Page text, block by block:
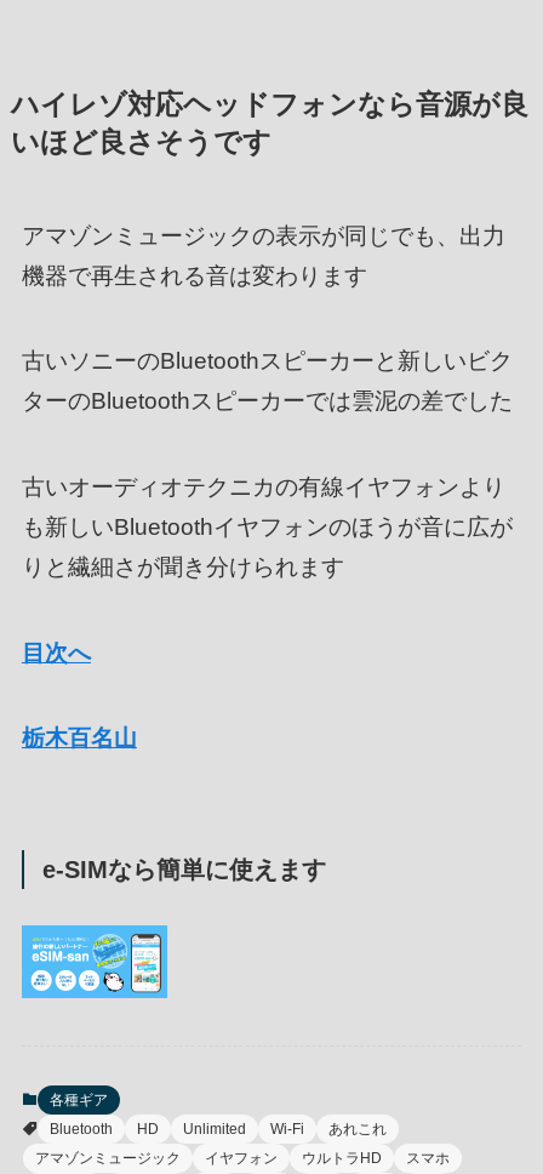
ハイレゾ対応ヘッドフォンなら音源が良
いほど良さそうです
アマゾンミュージックの表示が同じでも、出力
機器で再生される音は変わります
古いソニーのBluetoothスピーカーと新しいビク
ターのBluetoothスピーカーでは雲泥の差でした
古いオーディオテクニカの有線イヤフォンより
も新しいBluetoothイヤフォンのほうが音に広が
りと繊細さが聞き分けられます
目次へ
栃木百名山
e-SIMなら簡単に使えます
各種ギア
Bluetooth
HD Unlimited Wi-Fi
あれこれ
アマゾンミュージック
イヤフォン ウルトラHD スマホ